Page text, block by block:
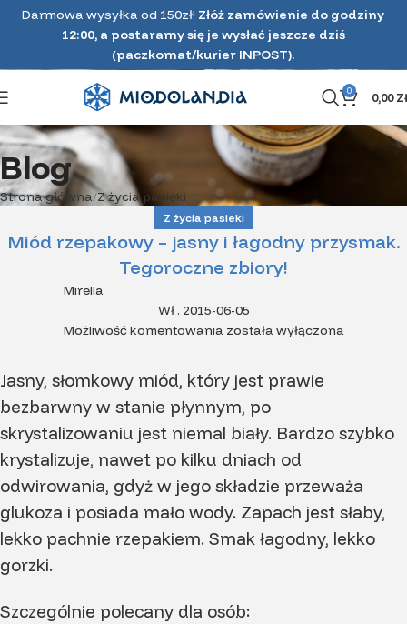
Darmowa wysyłka od 150zł! Złóż zamówienie do godziny
12:00, a postaramy się je wysłać jeszcze dziś
(paczkomat/kurier INPOST).
0 0,00
Blog
Strona główna Z życia pasieki
Z życia pasieki
Miód rzepakowy – jasny i łagodny przysmak.
Tegoroczne zbiory!
Mirella
Wł . 2015-06-05
Możliwość komentowania została wyłączona
Jasny, słomkowy miód, który jest prawie
bezbarwny w stanie płynnym, po
skrystalizowaniu jest niemal biały. Bardzo szybko
krystalizuje, nawet po kilku dniach od
odwirowania, gdyż w jego składzie przeważa
glukoza i posiada mało wody. Zapach jest słaby,
lekko pachnie rzepakiem. Smak łagodny, lekko
gorzki.
Szczególnie polecany dla osób: